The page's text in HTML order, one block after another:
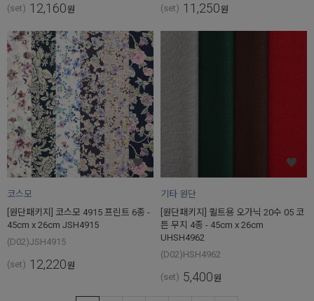
(set) 12,160원 (set) 11,250원
코스모
[원단패키지] 코스모 4915 프린트 6종 -
45cm x 26cm JSH4915
(D02)JSH4915
(set) 12,220원
기타 원단
[원단패키지] 퀼트용 오가닉 20수 05 코
튼 무지 4종 - 45cm x 26cm
UHSH4962
(D02)HSH4962
(set) 5,400원